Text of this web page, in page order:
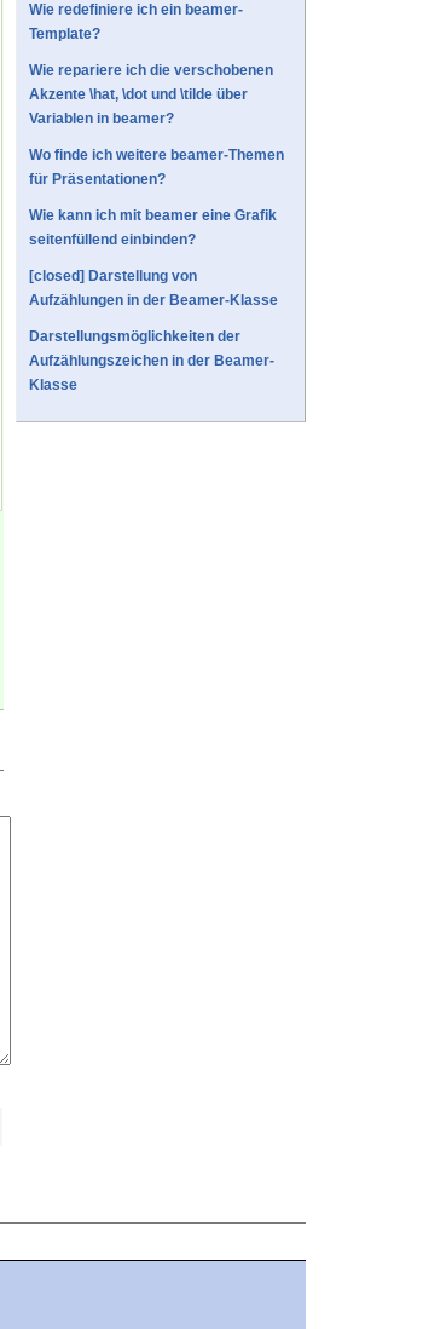
Wie redefiniere ich ein beamer-
Template?
Wie repariere ich die verschobenen
Akzente \hat, \dot und \tilde über
Variablen in beamer?
Wo finde ich weitere beamer-Themen
für Präsentationen?
Wie kann ich mit beamer eine Grafik
seitenfüllend einbinden?
[closed] Darstellung von
Aufzählungen in der Beamer-Klasse
Darstellungsmöglichkeiten der
Aufzählungszeichen in der Beamer-
Klasse